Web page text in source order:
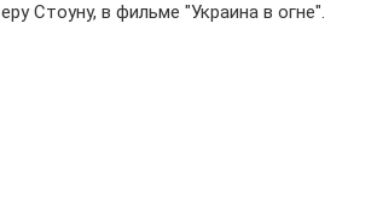
Стоуну, в фильме "Украина в огне".